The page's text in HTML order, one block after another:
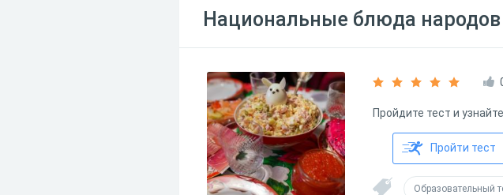
Национальные блюда народов
Пройдите тест и
Пройти тест
Образовательный